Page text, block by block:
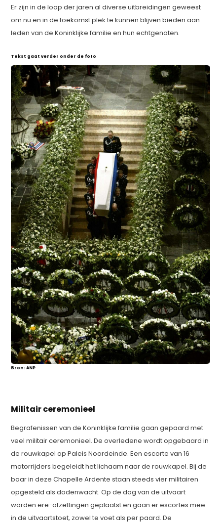
Er zijn in de loop der jaren al diverse uitbreidingen geweest
om nu en in de toekomst plek te kunnen blijven bieden aan
leden van de Koninklijke familie en hun echtgenoten.
Tekst gaat verder onder de foto
Bron: ANP
Militair ceremonieel
Begrafenissen van de Koninklijke familie gaan gepaard met
veel militair ceremonieel. De overledene wordt opgebaard in
de rouwkapel op Paleis Noordeinde. Een escorte van 16
motorrijders begeleidt het lichaam naar de rouwkapel. Bij de
baar in deze Chapelle Ardente staan steeds vier militairen
opgesteld als dodenwacht. Op de dag van de uitvaart
worden ere-afzettingen geplaatst en gaan er escortes mee
in de uitvaartstoet, zowel te voet als per paard. De